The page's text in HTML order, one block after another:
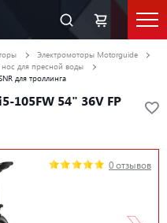
Электромоторы Motorguide
для пресной воды
для троллинга
105FW 54" 36V FP
0 отзывов